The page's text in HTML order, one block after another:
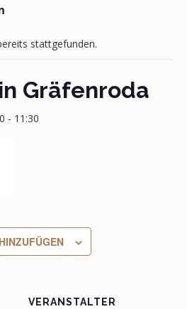
stattgefunden.
Gräfenroda
- 11:30
VERANSTALTER